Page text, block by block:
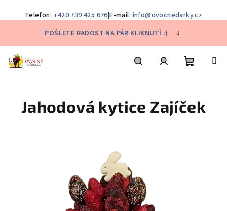
Telefon: +420 739 425 676 |E-mail: info@ovocnedarky.cz
obsah
POŠLETE RADOST NA PÁR KLIKNUTÍ :)
košík
Jahodová kytice Zajíček